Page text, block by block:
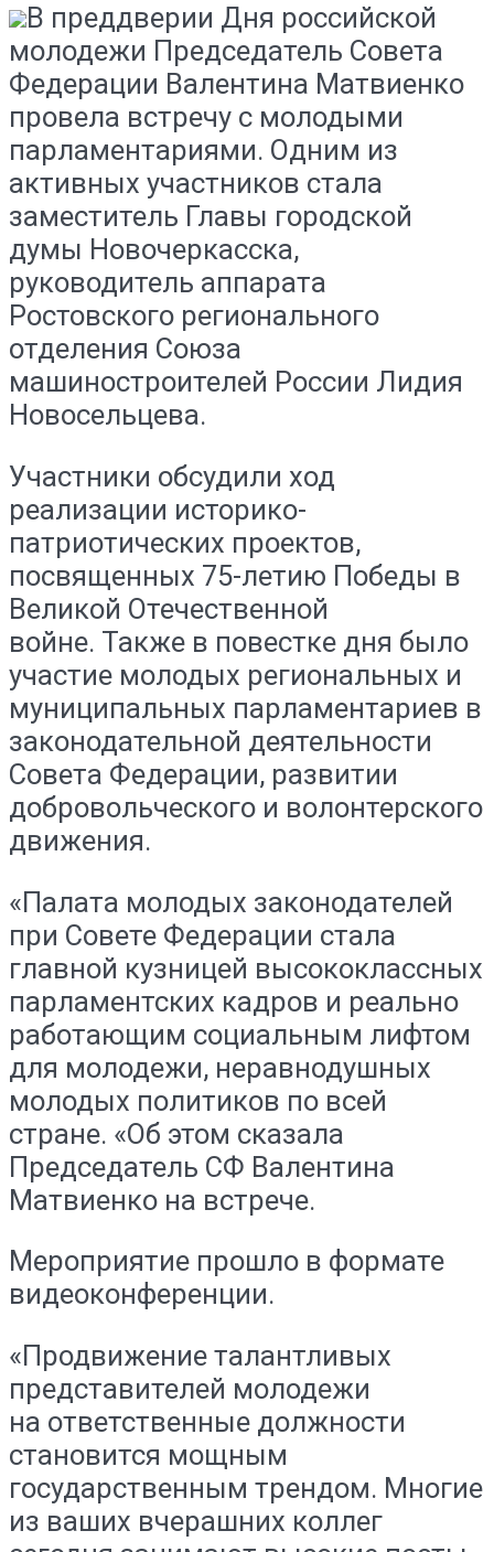
В преддверии Дня российской
молодежи Председатель Совета
Федерации Валентина Матвиенко
провела встречу с молодыми
парламентариями. Одним из
активных участников стала
заместитель Главы городской
думы Новочеркасска,
руководитель аппарата
Ростовского регионального
отделения Союза
машиностроителей России Лидия
Новосельцева.
Участники обсудили ход
реализации историко-
патриотических проектов,
посвященных 75-летию Победы в
Великой Отечественной
войне. Также в повестке дня было
участие молодых региональных и
муниципальных парламентариев в
законодательной деятельности
Совета Федерации, развитии
добровольческого и волонтерского
движения.
«Палата молодых законодателей
при Совете Федерации стала
главной кузницей высококлассных
парламентских кадров и реально
работающим социальным лифтом
для молодежи, неравнодушных
молодых политиков по всей
стране. «Об этом сказала
Председатель СФ Валентина
Матвиенко на встрече.
Мероприятие прошло в формате
видеоконференции.
«Продвижение талантливых
представителей молодежи
на ответственные должности
становится мощным
государственным трендом. Многие
из ваших вчерашних коллег